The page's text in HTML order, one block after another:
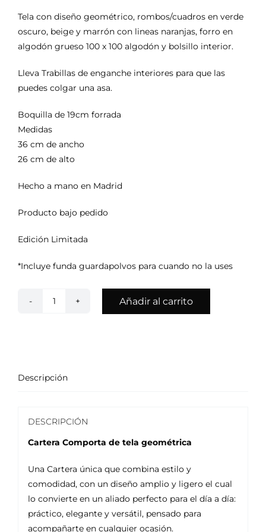
era:
€85.
es:
€76.
Tela con diseño geométrico, rombos/cuadros en verde
oscuro, beige y marrón con lineas naranjas, forro en
algodón grueso 100 x 100 algodón y bolsillo interior.
Lleva Trabillas de enganche interiores para que las
puedes colgar una asa.
Boquilla de 19cm forrada
Medidas
36 cm de ancho
26 cm de alto
Hecho a mano en Madrid
Producto bajo pedido
Edición Limitada
*Incluye funda guardapolvos para cuando no la uses
Cartera
Añadir al carrito
Descripción
DESCRIPCIÓN
Cartera Comporta de tela geométrica
Una Cartera única que combina estilo y
comodidad, con un diseño amplio y ligero el cual
lo convierte en un aliado perfecto para el día a día:
práctico, elegante y versátil, pensado para
acompañarte en cualquier ocasión.